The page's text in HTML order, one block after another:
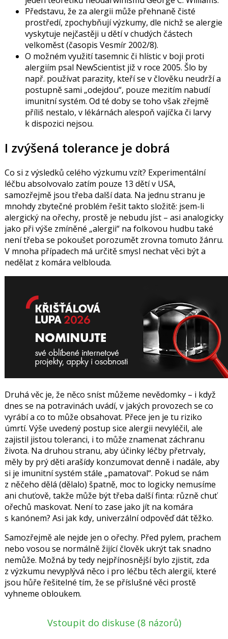
Představu, že za alergii může přehnaně čisté
prostředí, zpochybňují výzkumy, dle nichž se alergie
vyskytuje nejčastěji u dětí v chudých částech
velkoměst (časopis Vesmír 2002/8).
O možném využití tasemnic či hlístic v boji proti
alergiím psal NewScientist již v roce 2005. Šlo by
např. používat parazity, kteří se v člověku neudrží a
postupně sami „odejdou“, pouze mezitím nabudí
imunitní systém. Od té doby se toho však zřejmě
příliš nestalo, v lékárnách alespoň vajíčka či larvy
k dispozici nejsou.
I zvýšená tolerance je dobrá
Co si z výsledků celého výzkumu vzít? Experimentální
léčbu absolvovalo zatím pouze 13 dětí v USA,
samozřejmě jsou třeba další data. Na jednu stranu je
mnohdy zbytečné problém řešit takto složitě: jsem-li
alergický na ořechy, prostě je nebudu jíst – asi analogicky
jako při výše zmíněné „alergii“ na folkovou hudbu také
není třeba se pokoušet porozumět zrovna tomuto žánru.
V mnoha případech má určitě smysl nechat věci být a
nedělat z komára velblouda.
Druhá věc je, že něco sníst můžeme nevědomky – i když
dnes se na potravinách uvádí, v jakých provozech se co
vyrábí a co to může obsahovat. Přece jen je tu riziko
úmrtí. Výše uvedený postup sice alergii nevyléčil, ale
zajistil jistou toleranci, i to může znamenat záchranu
života. Na druhou stranu, aby účinky léčby přetrvaly,
měly by prý děti arašídy konzumovat denně i nadále, aby
si je imunitní systém stále „pamatoval“. Pokud se nám
z něčeho dělá (dělalo) špatně, moc to logicky nemusíme
ani chuťově, takže může být třeba další finta: různě chuť
ořechů maskovat. Není to zase jako jít na komára
s kanónem? Asi jak kdy, univerzální odpověď dát těžko.
Samozřejmě ale nejde jen o ořechy. Před pylem, prachem
nebo vosou se normálně žijící člověk ukrýt tak snadno
nemůže. Možná by tedy nejpřínosnější bylo zjistit, zda
z výzkumu nevyplývá něco i pro léčbu těch alergií, které
jsou hůře řešitelné tím, že se příslušné věci prostě
vyhneme obloukem.
Vstoupit do diskuse (8 názorů)